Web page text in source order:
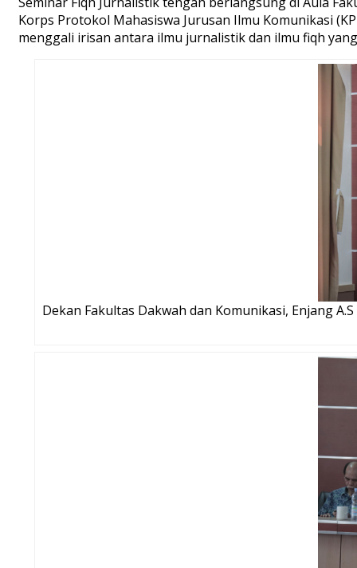
Korps Protokol Mahasiswa Jurusan Ilmu Komunikasi
menggali irisan antara ilmu jurnalistik dan ilmu fiqh
Dekan Fakultas Dakwah dan Komunikasi, Enjang